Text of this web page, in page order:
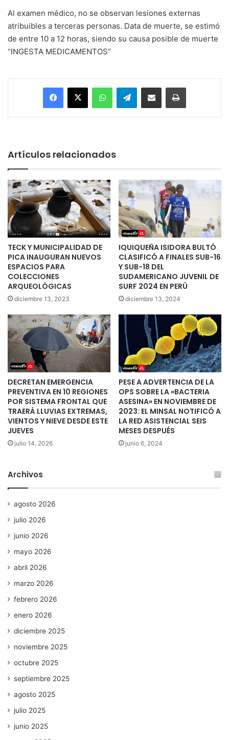
Al examen médico, no se observan lesiones externas
atribuibles a terceras personas. Data de muerte, se estimó
de entre 10 a 12 horas, siendo su causa posible de muerte
“INGESTA MEDICAMENTOS”
Facebook
X WhatsAppTelegramEnviar vía email Imprimir
Artículos relacionados
TECK Y MUNICIPALIDAD DE
PICA INAUGURAN NUEVOS
ESPACIOS PARA
COLECCIONES
ARQUEOLÓGICAS
diciembre 13, 2023
IQUIQUEÑA ISIDORA BULTÓ
CLASIFICÓ A FINALES SUB-16
Y SUB-18 DEL
SUDAMERICANO JUVENIL DE
SURF 2024 EN PERÚ
diciembre 13, 2024
DECRETAN EMERGENCIA
PREVENTIVA EN 10 REGIONES
POR SISTEMA FRONTAL QUE
TRAERÁ LLUVIAS EXTREMAS,
VIENTOS Y NIEVE DESDE ESTE
JUEVES
julio 14, 2026
PESE A ADVERTENCIA DE LA
OPS SOBRE LA «BACTERIA
ASESINA» EN NOVIEMBRE DE
2023: EL MINSAL NOTIFICÓ A
LA RED ASISTENCIAL SEIS
MESES DESPUÉS
junio 6, 2024
Archivos
agosto 2026
julio 2026
junio 2026
mayo 2026
abril 2026
marzo 2026
febrero 2026
enero 2026
diciembre 2025
noviembre 2025
octubre 2025
septiembre 2025
agosto 2025
julio 2025
junio 2025